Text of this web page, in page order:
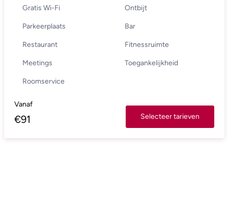
Gratis Wi-Fi Ontbijt
Parkeerplaats Bar
Restaurant Fitnessruimte
Meetings Toegankelijkheid
Roomservice
Vanaf
€91 Selecteer tarieven